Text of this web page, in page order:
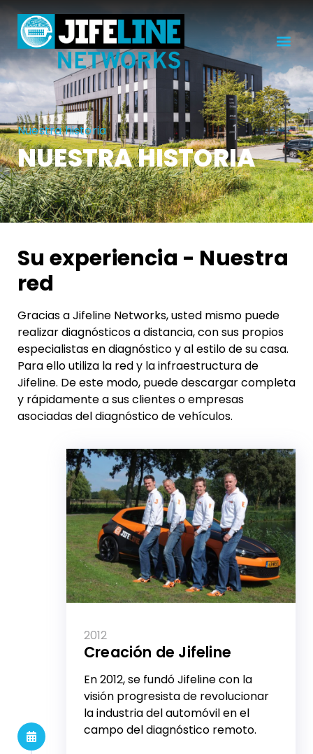
Nuestra historia
NUESTRA HISTORIA
Su experiencia - Nuestra
red
Gracias a Jifeline Networks, usted mismo puede
realizar diagnósticos a distancia, con sus propios
especialistas en diagnóstico y al estilo de su casa.
Para ello utiliza la red y la infraestructura de
Jifeline. De este modo, puede descargar completa
y rápidamente a sus clientes o empresas
asociadas del diagnóstico de vehículos.
2012
Creación de Jifeline
En 2012, se fundó Jifeline con la
visión progresista de revolucionar
la industria del automóvil en el
campo del diagnóstico remoto.